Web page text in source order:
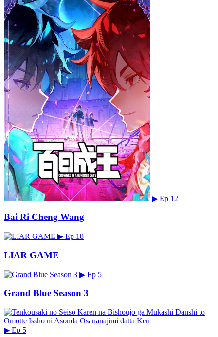
▶ Ep 12
Bai Ri Cheng Wang
▶ Ep 18
LIAR GAME
▶ Ep 5
Grand Blue Season 3
▶ Ep 5